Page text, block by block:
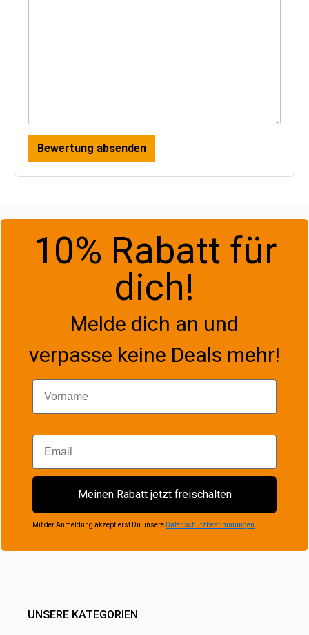
Bewertung absenden
10% Rabatt für
dich!
Melde dich an und
verpasse keine Deals mehr!
Vorname
Email
Meinen Rabatt jetzt freischalten
Mit der Anmeldung akzeptierst Du unsere Datenschutzbestimmungen
UNSERE KATEGORIEN